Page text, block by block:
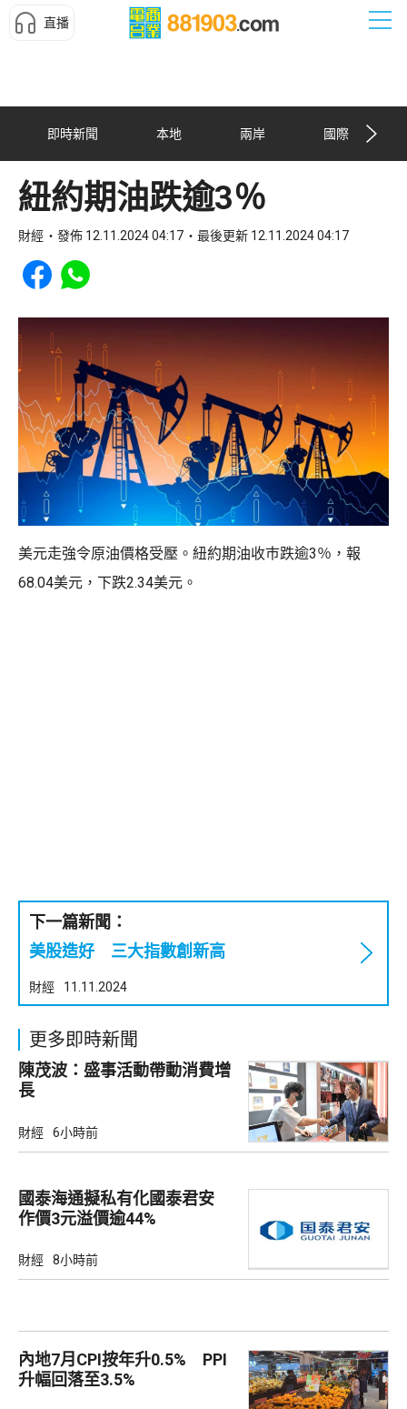
直播
即時新聞 本地 兩岸 國際
紐約期油跌逾3％
財經 發佈 12.11.2024 04:17 最後更新 12.11.2024 04:17
Share to Facebook
Share to WhatsApp
美元走強令原油價格受壓。紐約期油收巿跌逾3％，報
68.04美元，下跌2.34美元。
下一篇新聞：
美股造好 三大指數創新高
財經 11.11.2024
更多即時新聞
陳茂波：盛事活動帶動消費增
長
財經 6小時前
國泰海通擬私有化國泰君安
作價3元溢價逾44%
財經 8小時前
內地7月CPI按年升0.5% PPI
升幅回落至3.5%